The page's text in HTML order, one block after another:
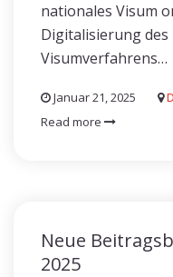
nationales Visum
Digitalisierung
Visumverfahrens…
Januar 21, 2025
Read more
Neue
2025